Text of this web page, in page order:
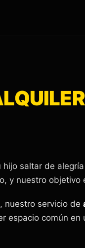
hijo saltar de
y nuestro objetivo
nuestro servicio de
espacio común